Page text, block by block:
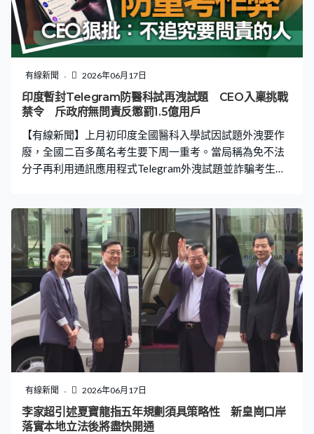
有線新聞 2026年06月17日
印度暫封Telegram防醫科試再洩試題 CEO入稟挑戰
禁令 斥政府無問責反懲罰1.5億用戶
【有線新聞】上月初印度全國醫科入學試因試題外洩要作
廢，全國二百多萬名考生要下周一重考。當局稱為免不法
分子再利用通訊應用程式Telegram外洩試題並詐騙考生，
街抗議，不滿入學試試題外洩令他們要重考，批評政府無
能。當地近年冒起的政治諷刺網絡社群「蟑螂人民黨」亦
首次發起示威，更圍攻議會，促請教育部長問責請辭。 政
府指，試題是透過通訊應用程式Telegram外洩，在周二應
國家考試局要求，頒令暫時封鎖Telegram，直至重考結
束。指是要確保醫科入學試不再出現作弊情況，並杜絕不
法分子透過Telegram詐騙學生，強調今次重考並無試題外
洩。 Telegram隨即入稟德里高等法院挑戰禁令，法院同意
緊急處理。Telegram行政總裁杜洛夫發文狠批印度政府不
追究要對試卷外洩問責的人，反而懲罰印度逾1億5千萬
Telegram用戶，指就算Telegram被禁，不法分子亦會轉到
其他通訊應用程式。他指Telegram已移除數以百計涉嫌洩
漏試題及詐騙學生的頻道。有民權組織質疑禁令損害言論
有線新聞 2026年06月17日
李家超引述夏寶龍指五年規劃須具策略性 新皇崗口岸
落實本地立法後將盡快開通